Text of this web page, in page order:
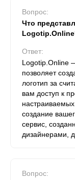
Вопрос:
Что
Ответ:
Logotip.Online
позволяет
логотип за
вам доступ к
создание
сервис,
дизайнерами,
Вопрос: